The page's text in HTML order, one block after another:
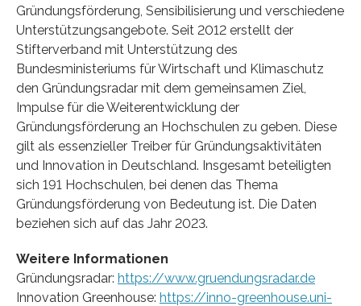
Gründungsförderung, Sensibilisierung und verschiedene
Unterstützungsangebote. Seit 2012 erstellt der
Stifterverband mit Unterstützung des
Bundesministeriums für Wirtschaft und Klimaschutz
den Gründungsradar mit dem gemeinsamen Ziel,
Impulse für die Weiterentwicklung der
Gründungsförderung an Hochschulen zu geben. Diese
gilt als essenzieller Treiber für Gründungsaktivitäten
und Innovation in Deutschland. Insgesamt beteiligten
sich 191 Hochschulen, bei denen das Thema
Gründungsförderung von Bedeutung ist. Die Daten
beziehen sich auf das Jahr 2023.
Weitere Informationen
Gründungsradar: https://www.gruendungsradar.de
Innovation Greenhouse: https://inno-greenhouse.uni-